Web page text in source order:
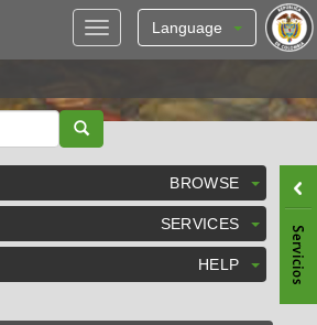
Language
BROWSE
SERVICES
HELP